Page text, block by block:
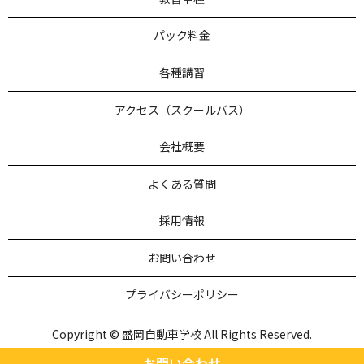
パック料金
各種講習
アクセス（スクールバス）
会社概要
よくある質問
採用情報
お問い合わせ
プライバシーポリシー
Copyright © 盛岡自動車学校 All Rights Reserved.
【掲載の記事・写真・イラストなどの無断複写・転載を禁じま